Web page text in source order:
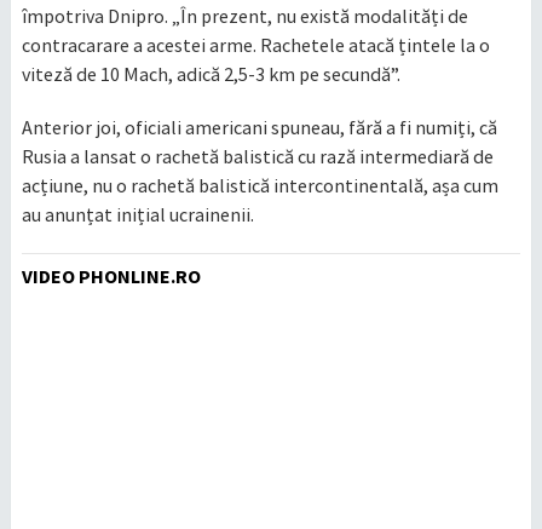
împotriva Dnipro. „În prezent, nu există modalități de
contracarare a acestei arme. Rachetele atacă țintele la o
viteză de 10 Mach, adică 2,5-3 km pe secundă”.
Anterior joi, oficiali americani spuneau, fără a fi numiți, că
Rusia a lansat o rachetă balistică cu rază intermediară de
acțiune, nu o rachetă balistică intercontinentală, așa cum
au anunțat inițial ucrainenii.
VIDEO PHONLINE.RO